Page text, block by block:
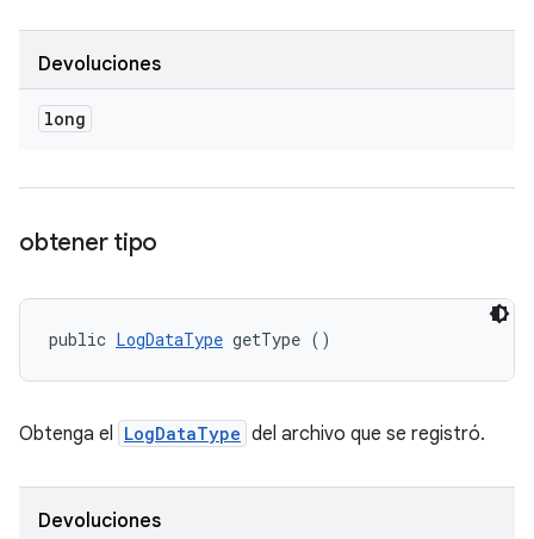
Devoluciones
long
obtener tipo
public LogDataType getType ()
Obtenga el LogDataType del archivo que se registró.
Devoluciones